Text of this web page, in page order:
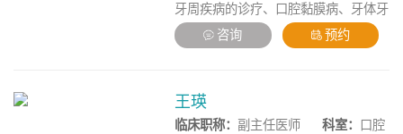
牙周疾病的诊疗、口腔黏膜病、牙体牙
髓病治疗、疑难牙周病的系统性治疗、
复杂牙周病的综合性治疗。
咨询 预约
王瑛
临床职称： 副主任医师 科室：
口腔